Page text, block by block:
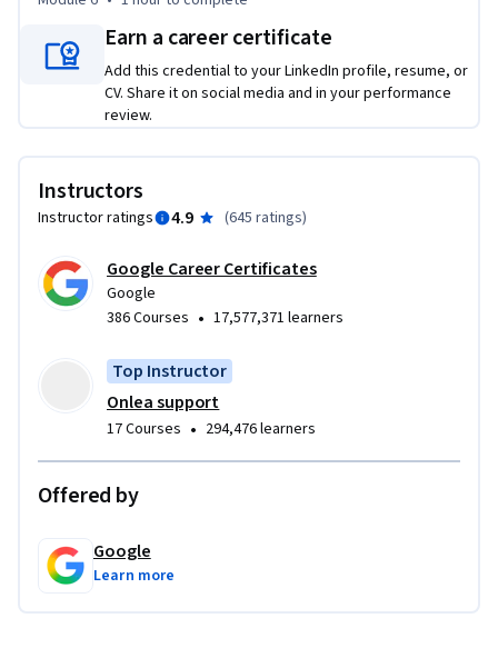
● administrar las computadoras y los usuarios de una
organización utilizando los servicios de directorio, Active
Directory y OpenLDAP.
● elegir y administrar las herramientas que usará tu
organización.
en el caso de un desastre.
● utilizar el conocimiento de administración de sistemas
Earn a career certificate
Add this credential to your LinkedIn profile, resume, or
CV. Share it on social media and in your performance
review.
Instructors
Instructor ratings 4.9 (645 ratings)
Google Career Certificates
Google
386 Courses • 17,577,371 learners
Top Instructor
Onlea support
17 Courses • 294,476 learners
Offered by
Google
Learn more